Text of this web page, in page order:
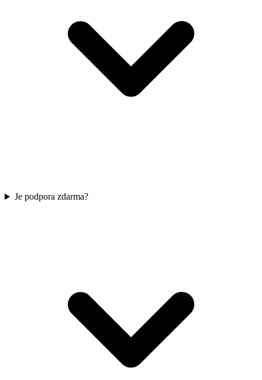
Je podpora zdarma?